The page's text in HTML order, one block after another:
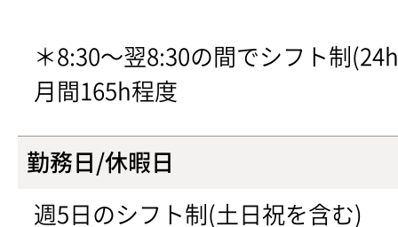
＊8:30〜翌8:30の間でシフト制
月間165h程度
勤務日/休暇日
週5日のシフト制(土日祝を含む)